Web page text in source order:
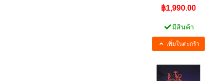
฿1,990.00
มีสินค้า
เพิ่มในตะกร้า